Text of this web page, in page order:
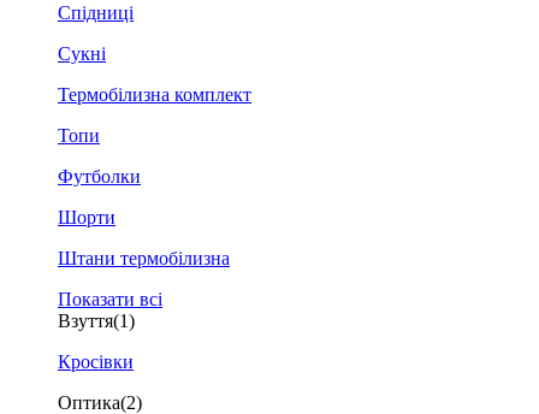
Спідниці
Сукні
Термобілизна комплект
Топи
Футболки
Шорти
Штани термобілизна
Показати всі
Взуття(1)
Кросівки
Оптика(2)